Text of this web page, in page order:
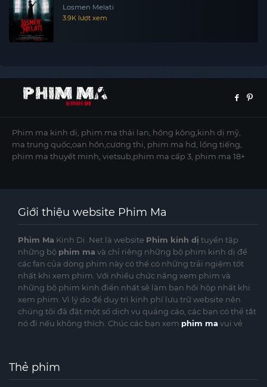
Losmen Melati
3.9K lượt xem
Phim ma kinh dị, phim ma thái lan, hồng kông,kinh dị mỹ,
ma trung quốc,oan hồn,cương thi, phim ma hd, lồng tiếng,
phim ma thuyết minh, vietsub,phim ma cấp 3, phim ma 18+
Giới thiệu website Phim Ma
Phim Ma Kinh Dị .Net là website Phim kinh dị tuyển tập
những bộ phim ma và chỉ riêng những bộ phim kinh dị để
các fan của dòng phim này có thể có những trải ngiệm tốt
nhất khi xem phim. Với nhiều chức năng xem phim và
những bộ phim kinh điển nhất sẽ làm bạn hồi hộp nhất khi
xem phim. Vì lý do để duy trì kinh phí lưu trữ website nên
chúng tôi đã đặt một số dịch vụ quảng cáo, các bạn có thể tắt
nó đi nếu không thích. Chúc các bạn xem phim mavui vẻ
Thẻ phim